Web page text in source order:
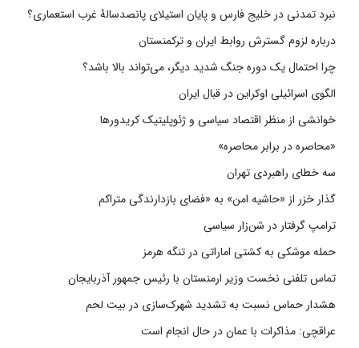
نبرد تمدنی در خلیج فارس و پایان استیلای پانصدسالۀ غرب استعماری؟
درباره لزوم گسترش روابط ایران و ترکمنستان
چرا احتمال یک دوره جنگ شدید دیگر، می‌تواند بالا باشد؟
الگوی اسرائیلی اوکراین در قبال ایران
خوانشی از منظر اقتصاد سیاسی و ژئوپلیتیک کریدورها
«محاصره در برابر محاصره»
سه خطای راهبردی تهران
گذار خزر از «حاشیه امن» به «فضای بازدارندگی متراکم
ترامپ گرفتار در شن‌زار سیاسی
حمله موشکی به کشتی اماراتی در تنگه هرمز
تماس تلفنی نخست وزیر ارمنستان با رئیس جمهور آذربایجان
هشدار حماس نسبت به تشدید شهرک‌سازی در بیت‌ لحم
عراقچی: مذاکرات با عمان در حال انجام است